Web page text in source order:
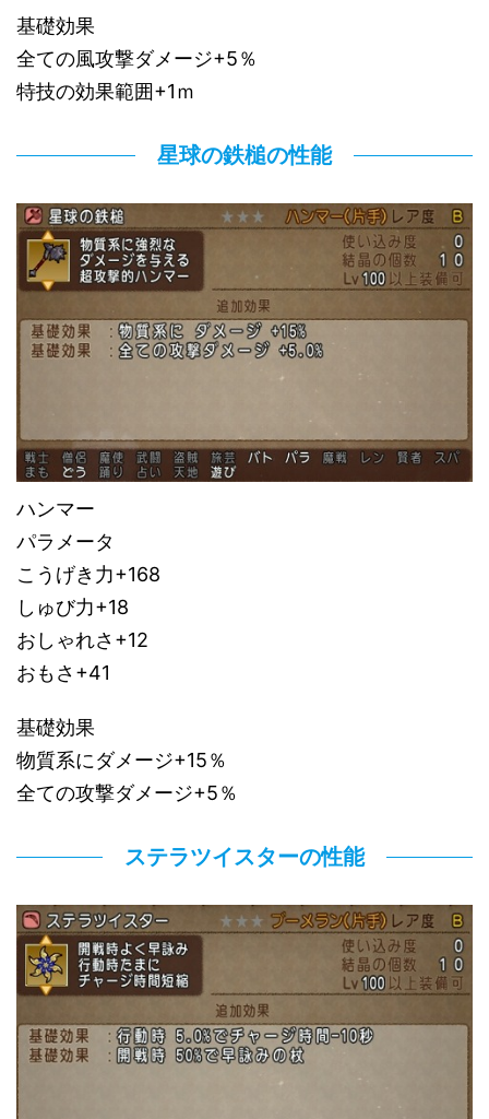
基礎効果
全ての風攻撃ダメージ+5％
特技の効果範囲+1ｍ
星球の鉄槌の性能
ハンマー
パラメータ
こうげき力+168
しゅび力+18
おしゃれさ+12
おもさ+41
基礎効果
物質系にダメージ+15％
全ての攻撃ダメージ+5％
ステラツイスターの性能